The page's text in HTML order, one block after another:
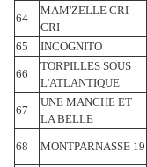
64
MAM'ZELLE CRI-
CRI
65 INCOGNITO
66
TORPILLES SOUS
L'ATLANTIQUE
67
UNE MANCHE ET
LA BELLE
68 MONTPARNASSE 19